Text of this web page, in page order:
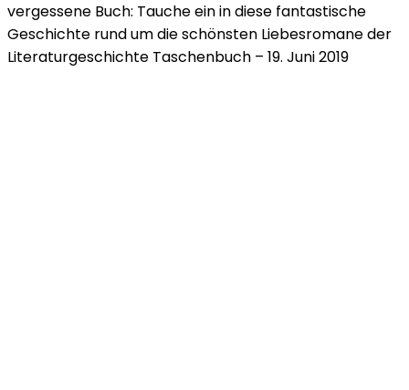
vergessene Buch: Tauche ein in diese fantastische
Geschichte rund um die schönsten Liebesromane der
Literaturgeschichte Taschenbuch – 19. Juni 2019